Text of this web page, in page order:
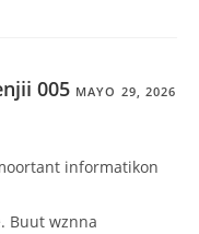
005 MAYO 29, 2026
informatikon
Buut wznna